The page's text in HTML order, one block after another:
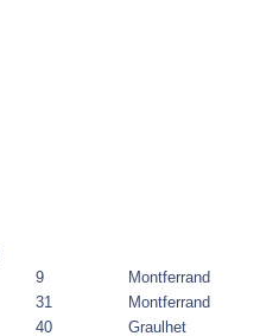
9 Montferrand
31 Montferrand
40 Graulhet